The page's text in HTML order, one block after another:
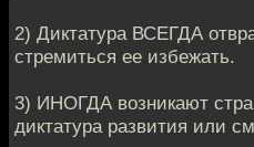
2) Диктатура ВСЕГДА
стремиться ее избежать.
3) ИНОГДА возникают
диктатура развития или